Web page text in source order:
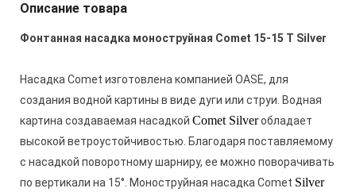
Описание товара
Фонтанная насадка моноструйная Comet 15-15 Т Silver
Насадка Comet изготовлена компанией OASE, для
создания водной картины в виде дуги или струи. Водная
картина создаваемая насадкой Comet Silverобладает
высокой ветроустойчивостью. Благодаря поставляемому
с насадкой поворотному шарниру, ее можно поворачивать
по вертикали на 15°. Моноструйная насадка Comet Silver